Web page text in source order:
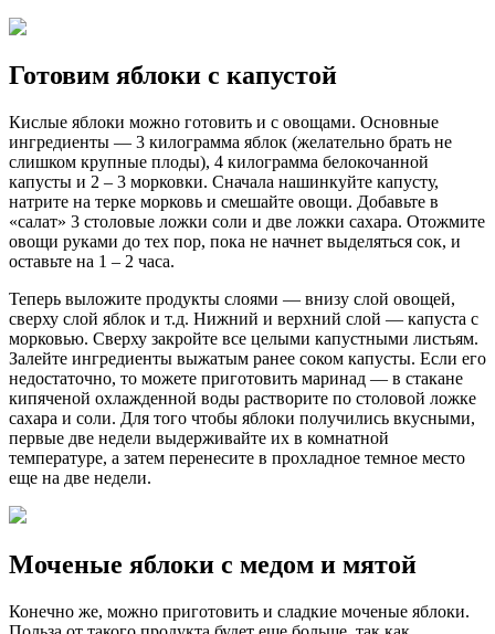
Готовим яблоки с капустой
Кислые яблоки можно готовить и с овощами. Основные
ингредиенты — 3 килограмма яблок (желательно брать не
слишком крупные плоды), 4 килограмма белокочанной
капусты и 2 – 3 морковки. Сначала нашинкуйте капусту,
натрите на терке морковь и смешайте овощи. Добавьте в
«салат» 3 столовые ложки соли и две ложки сахара. Отожмите
овощи руками до тех пор, пока не начнет выделяться сок, и
оставьте на 1 – 2 часа.
Теперь выложите продукты слоями — внизу слой овощей,
сверху слой яблок и т.д. Нижний и верхний слой — капуста с
морковью. Сверху закройте все целыми капустными листьям.
Залейте ингредиенты выжатым ранее соком капусты. Если его
недостаточно, то можете приготовить маринад — в стакане
кипяченой охлажденной воды растворите по столовой ложке
сахара и соли. Для того чтобы яблоки получились вкусными,
первые две недели выдерживайте их в комнатной
температуре, а затем перенесите в прохладное темное место
еще на две недели.
Моченые яблоки с медом и мятой
Конечно же, можно приготовить и сладкие моченые яблоки.